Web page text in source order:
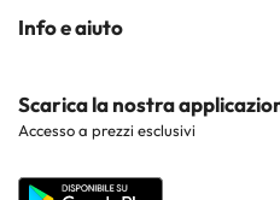
Costa Brava
Costa de la Luz
Hotel nelle città più popolari
Hotel nelle regioni più popolari
Info e aiuto
Contattaci
Sito corporate
Scarica la nostra
Accesso a prezzi esclusivi